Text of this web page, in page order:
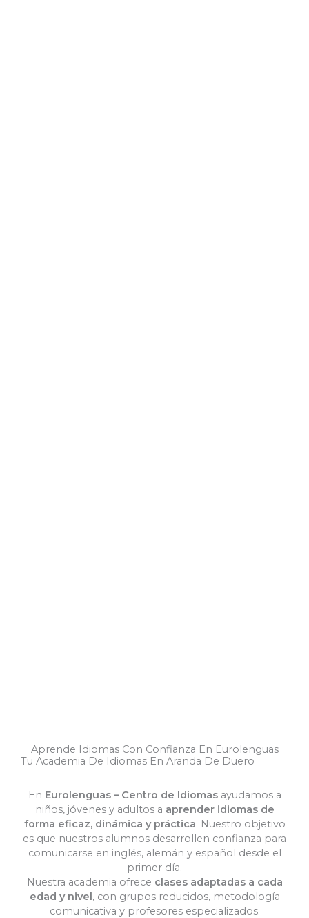
Aprende Idiomas Con Confianza En Eurolenguas
Tu Academia De Idiomas En Aranda De Duero
En Eurolenguas – Centro de Idiomasayudamos a
niños, jóvenes y adultos a aprender idiomas de
forma eficaz, dinámica y práctica. Nuestro objetivo
es que nuestros alumnos desarrollen confianza para
comunicarse en inglés, alemán y español desde el
primer día.
Nuestra academia ofrece clases adaptadas a cada
edad y nivel, con grupos reducidos, metodología
comunicativa y profesores especializados.